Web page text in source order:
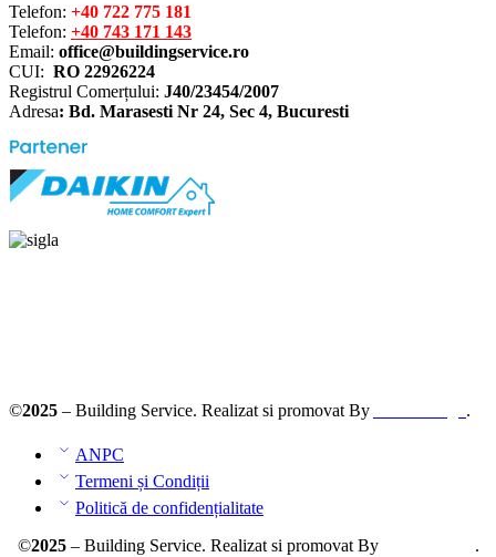
Telefon: +40 722 775 181
Telefon: +40 743 171 143
Email: office@buildingservice.ro
CUI: RO 22926224
Registrul Comerțului: J40/23454/2007
Adresa: Bd. Marasesti Nr 24, Sec 4, Bucuresti
©2025 – Building Service. Realizat si promovat By .
ANPC
Termeni și Condiții
Politică de confidențialitate
©2025– Building Service. Realizat si promovat By .